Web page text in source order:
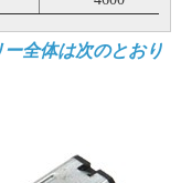
全体は次のとおり